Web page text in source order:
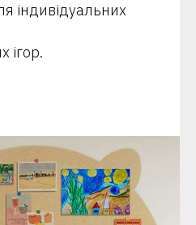
індивідуальних
ігор.